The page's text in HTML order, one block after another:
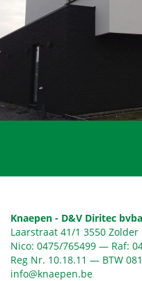
Knaepen - D&V Diritec bvba
Laarstraat 41/1 3550 Zolder
Nico: 0475/765499 — Raf:
Reg Nr. 10.18.11 — BTW
info@knaepen.be